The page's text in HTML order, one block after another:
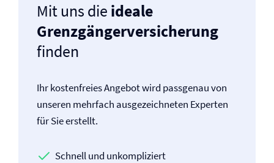
Mit uns die ideale
Grenzgänger­versicherung
finden
Ihr kostenfreies Angebot wird passgenau von
unseren mehrfach ausgezeichneten Experten
für Sie erstellt.
Schnell und unkompliziert